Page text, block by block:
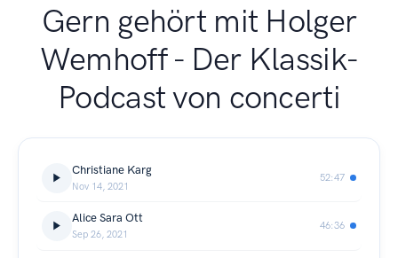
Gern gehört mit Holger
Wemhoff - Der Klassik-
Podcast von concerti
Christiane Karg
Nov 14, 2021
52:47
Alice Sara Ott
Sep 26, 2021
46:36